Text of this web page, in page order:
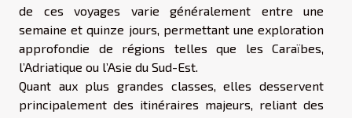
de ces voyages varie généralement entre une
semaine et quinze jours, permettant une exploration
approfondie de régions telles que les Caraïbes,
l’Adriatique ou l’Asie du Sud-Est.
Quant aux plus grandes classes, elles desservent
principalement des itinéraires majeurs, reliant des